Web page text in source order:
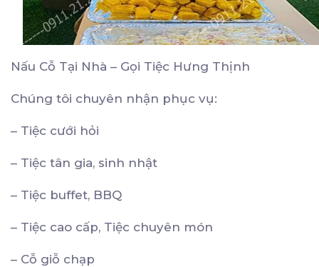
Nấu Cỗ Tại Nhà – Gọi Tiệc Hưng Thịnh
Chúng tôi chuyên nhận phục vụ:
– Tiệc cưới hỏi
– Tiệc tân gia, sinh nhật
– Tiệc buffet, BBQ
– Tiệc cao cấp, Tiệc chuyên món
– Cỗ giỗ chạp